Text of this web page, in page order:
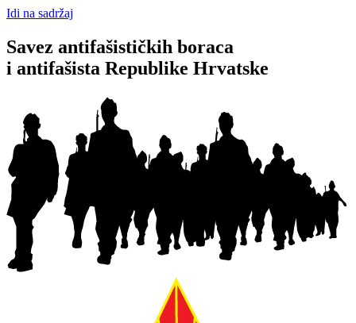
Idi na sadržaj
Savez antifašističkih boraca
i antifašista Republike Hrvatske